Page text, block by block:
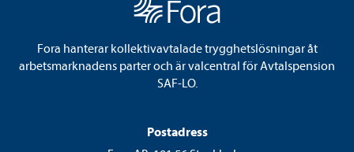
Fora hanterar kollektivavtalade trygghetslösningar åt
arbetsmarknadens parter och är valcentral för Avtalspension
SAF-LO.
Postadress